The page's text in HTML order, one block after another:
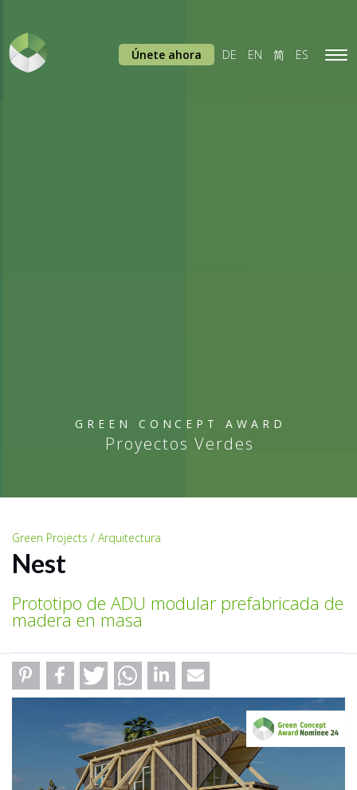
GREEN CONCEPT AWARD
Proyectos Verdes
Únete ahora DE EN 简 ES
Green Projects / Arquitectura
Nest
Prototipo de ADU modular prefabricada de
madera en masa